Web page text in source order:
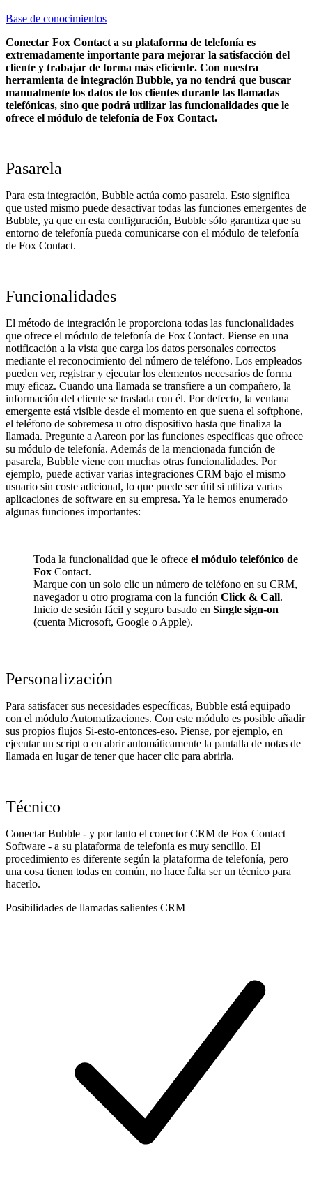
Base de conocimientos
Conectar Fox Contact a su plataforma de telefonía es
extremadamente importante para mejorar la satisfacción del
cliente y trabajar de forma más eficiente. Con nuestra
herramienta de integración Bubble, ya no tendrá que buscar
manualmente los datos de los clientes durante las llamadas
telefónicas, sino que podrá utilizar las funcionalidades que le
ofrece el módulo de telefonía de Fox Contact.
Pasarela
Para esta integración, Bubble actúa como pasarela. Esto significa
que usted mismo puede desactivar todas las funciones emergentes de
Bubble, ya que en esta configuración, Bubble sólo garantiza que su
entorno de telefonía pueda comunicarse con el módulo de telefonía
de Fox Contact.
Funcionalidades
El método de integración le proporciona todas las funcionalidades
que ofrece el módulo de telefonía de Fox Contact. Piense en una
notificación a la vista que carga los datos personales correctos
mediante el reconocimiento del número de teléfono. Los empleados
pueden ver, registrar y ejecutar los elementos necesarios de forma
muy eficaz. Cuando una llamada se transfiere a un compañero, la
información del cliente se traslada con él. Por defecto, la ventana
emergente está visible desde el momento en que suena el softphone,
el teléfono de sobremesa u otro dispositivo hasta que finaliza la
llamada. Pregunte a Aareon por las funciones específicas que ofrece
su módulo de telefonía. Además de la mencionada función de
pasarela, Bubble viene con muchas otras funcionalidades. Por
ejemplo, puede activar varias integraciones CRM bajo el mismo
usuario sin coste adicional, lo que puede ser útil si utiliza varias
aplicaciones de software en su empresa. Ya le hemos enumerado
algunas funciones importantes:
Toda la funcionalidad que le ofrece el módulo telefónico de
Fox Contact.
Marque con un solo clic un número de teléfono en su CRM,
navegador u otro programa con la función Click & Call.
Inicio de sesión fácil y seguro basado en Single sign-on
(cuenta Microsoft, Google o Apple).
Personalización
Para satisfacer sus necesidades específicas, Bubble está equipado
con el módulo Automatizaciones. Con este módulo es posible añadir
sus propios flujos Si-esto-entonces-eso. Piense, por ejemplo, en
ejecutar un script o en abrir automáticamente la pantalla de notas de
llamada en lugar de tener que hacer clic para abrirla.
Técnico
Conectar Bubble - y por tanto el conector CRM de Fox Contact
Software - a su plataforma de telefonía es muy sencillo. El
procedimiento es diferente según la plataforma de telefonía, pero
una cosa tienen todas en común, no hace falta ser un técnico para
hacerlo.
Posibilidades de llamadas salientes CRM